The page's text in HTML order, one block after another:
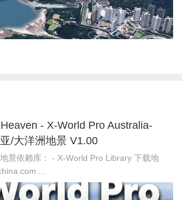
- X-World Pro Australia-
/大洋洲地景 V1.00
景依赖库： - X-World Pro Library 下载地
...